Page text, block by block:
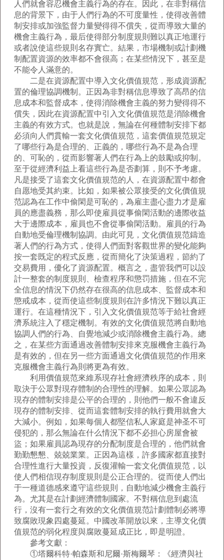
人們就會容忍機會主義行為的存在。因此，在非對稱信
息的背景下，由于人們行為的不可度量性，使得改善體
制安排或加強監督力量變得得不償失，從而導致大量的
機會主義行為，最后使得部分制度規則難以真正地運行
或者說使這些規則名存實亡。結果，市場機制或計劃機
制配置資源的效率都不會很高；在某些情況下，甚至是
不能令人滿意的。
二是在資源配置中導入文化價值規范，形成資源配
置的倫理協調機制。正因為非對稱信息導致了高昂的信
息成本和監督成本，使得消除機會主義的努力變得得不
償失，因此在資源配置中引入文化價值規范是消除機會
主義的有效方式。也就是說，無論在何種體制安排下都
必須向人們貫輸一套文化價值規范，這套價值規范規定
了哪些行為是合理的、正義的，哪些行為不是為合理
的、可恥的，從而影響著人們在行為上的鼓勵或抑制。
至于從經濟利益上看這些行為是否劃算，則不予考慮。
凡是接受了這套文化價值規范的人，在資源配置中都會
自愿地受其約束。比如，如果被公眾接受的文化價值規
范認為在工作中偷閑是可恥的，為雇主盡心盡力才是雇
員的應盡義務，那么即使雇員從事偷閑活動的邊際收益
大于邊際成本，雇員也不會從事偷閑活動。雇員的行為
自動地受倫理機制協調。由此可見，文化價值規范鑄造
著人們的行為方式，使得人們面對客觀世界的變化能夠
按一套既定的程式反應，從而簡化了決策過程，節約了
交易費用，優化了資源配置。概言之，盡管我們可以設
計一整套的制度規則、檢查程序和懲罚措施，但在不完
全信息的情況下仍然存在很高的信息成本、監督成本和
懲戒成本，從而使這些制度規則在許多情況下難以真正
運行。在這種情況下，引入文化價值規范等于給社會經
濟系統注入了穩定機制。有效的文化價值規范將自動地
協調人們的行為、自覺地減少或消除機會主義行為。總
之，在某些方面通過改善體制安排來克服機會主義行為
是有效的，但在另一些方面通過文化價值規范的作用來
克服機會主義行為則將更為有效。
利用價值規范來維系現存社會經濟秩序的成本，則
取決于公眾對現存體制的合理性的理解。如果公眾認為
現存的體制安排是公平的合理的，則他們一般不會違反
現存的體制安排、從而這套體制安排的執行費用就會大
大減小。例如，如果每個人都堅信私人家庭是神圣不可
侵犯的，那么無論在什么情況下都不必担心房屋會被
盜；如果雇員認為現存的分配制度是合理的，他們就會
勤勤懇懇、兢兢業業。正因為這樣，許多國家都直接對
合理性進行大量投資，反復灌輸一套文化價值規范，以
使人們相信現存制度規則是公正合理的。從而使人們出
于一種道德感來遵守這些規則，自動地減少機會主義行
為。尤其是在計劃經濟體制國家。不對稱信息到處流
行，沒有一套行之有效的文化價值規范計劃體制必將導
致腐敗現象四處蔓延。中國改革開放以來，主導文化價
值規范的弱化程度與腐敗蔓延成正比，即是明證。
參考文獻：
①塔爾科特·帕森斯和尼爾·斯梅爾琴：《經濟與社